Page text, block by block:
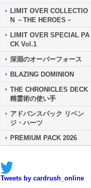
LIMIT OVER COLLECTIO
N －THE HEROES－
LIMIT OVER SPECIAL PA
CK Vol.1
深淵のオーバーフォース
BLAZING DOMINION
THE CHRONICLES DECK
精霊術の使い手
アドバンスパック リベン
ジ・ハーツ
PREMIUM PACK 2026
Tweets by cardrush_online